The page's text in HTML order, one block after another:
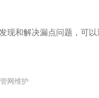
现和解决漏点问题，可
网维护